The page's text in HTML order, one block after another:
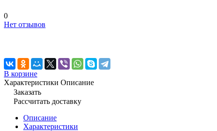
0
Нет отзывов
В корзине
Характеристики Описание
Заказать
Рассчитать доставку
Описание
Характеристики